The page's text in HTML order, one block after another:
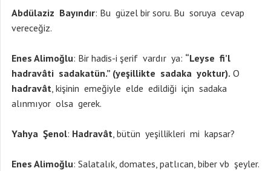
Abdülaziz Bayındır: Bu güzel bir soru. Bu soruya cevap
vereceğiz.
Enes Alimoğlu: Bir hadis-i şerif vardır ya: “Leyse fi’l
hadravâti sadakatün.” (yeşillikte sadaka yoktur). O
hadravât, kişinin emeğiyle elde edildiği için sadaka
alınmıyor olsa gerek.
Yahya Şenol: Hadravât, bütün yeşillikleri mi kapsar?
Enes Alimoğlu: Salatalık, domates, patlıcan, biber vb şeyler.